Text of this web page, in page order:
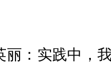
实践中，我